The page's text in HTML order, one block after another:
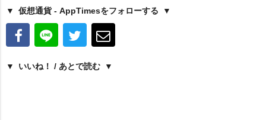
仮想通貨 - AppTimesをフォローする
いいね！ / あとで読む